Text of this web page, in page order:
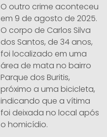
O outro crime aconteceu
em 9 de agosto de 2025.
O corpo de Carlos Silva
dos Santos, de 34 anos,
foi localizado em uma
área de mata no bairro
Parque dos Buritis,
próximo a uma bicicleta,
indicando que a vítima
foi deixada no local após
o homicídio.